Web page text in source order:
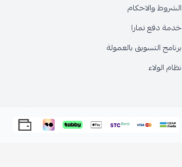
الشروط والاحكام
خدمة دفع تمارا
برنامج التسويق بالعمولة
نظام الولاء